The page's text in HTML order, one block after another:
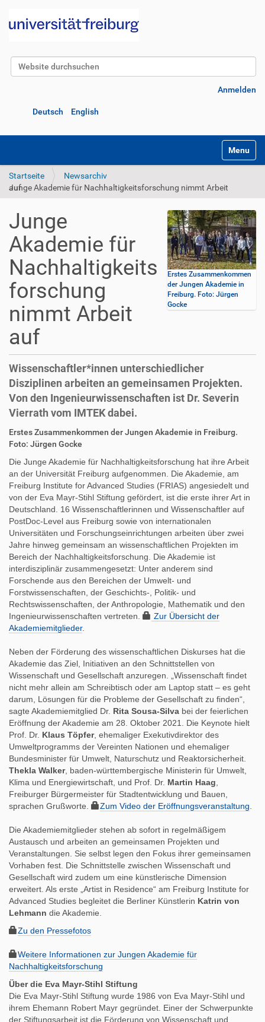
Website durchsuchen
Anmelden
Deutsch English
Startseite
Newsarchiv
Junge Akademie für Nachhaltigkeitsforschung nimmt Arbeit auf
Erstes Zusammenkommen
der Jungen Akademie in
Freiburg. Foto: Jürgen
Gocke
Junge
Akademie für
Nachhaltigkeits
forschung
nimmt Arbeit
auf
Wissenschaftler*innen unterschiedlicher
Disziplinen arbeiten an gemeinsamen Projekten.
Von den Ingenieurwissenschaften ist Dr. Severin
Vierrath vom IMTEK dabei.
D
i
e
k
t
z
u
g
r
i
f
f
A
r
i
k
e
l
a
k
t
i
o
n
e
n
Erstes Zusammenkommen der Jungen Akademie in Freiburg.
Foto: Jürgen Gocke
Die Junge Akademie für Nachhaltigkeitsforschung hat ihre Arbeit
an der Universität Freiburg aufgenommen. Die Akademie, am
Freiburg Institute for Advanced Studies (FRIAS) angesiedelt und
von der Eva Mayr-Stihl Stiftung gefördert, ist die erste ihrer Art in
Deutschland. 16 Wissenschaftlerinnen und Wissenschaftler auf
PostDoc-Level aus Freiburg sowie von internationalen
Universitäten und Forschungseinrichtungen arbeiten über zwei
Jahre hinweg gemeinsam an wissenschaftlichen Projekten im
Bereich der Nachhaltigkeitsforschung. Die Akademie ist
interdisziplinär zusammengesetzt: Unter anderem sind
Forschende aus den Bereichen der Umwelt- und
Forstwissenschaften, der Geschichts-, Politik- und
Rechtswissenschaften, der Anthropologie, Mathematik und den
Ingenieurwissenschaften vertreten.
Zur Übersicht der
Akademiemitglieder.
Neben der Förderung des wissenschaftlichen Diskurses hat die
Akademie das Ziel, Initiativen an den Schnittstellen von
Wissenschaft und Gesellschaft anzuregen. „Wissenschaft findet
nicht mehr allein am Schreibtisch oder am Laptop statt – es geht
darum, Lösungen für die Probleme der Gesellschaft zu finden“,
sagte Akademiemitglied Dr. Rita Sousa-Silva bei der feierlichen
Eröffnung der Akademie am 28. Oktober 2021. Die Keynote hielt
Prof. Dr. Klaus Töpfer, ehemaliger Exekutivdirektor des
Umweltprogramms der Vereinten Nationen und ehemaliger
Bundesminister für Umwelt, Naturschutz und Reaktorsicherheit.
Thekla Walker, baden-württembergische Ministerin für Umwelt,
Klima und Energiewirtschaft, und Prof. Dr. Martin Haag
Freiburger Bürgermeister für Stadtentwicklung und Bauen,
sprachen Grußworte.
Zum Video der Eröffnungsveranstaltung
Die Akademiemitglieder stehen ab sofort in regelmäßigem
Austausch und arbeiten an gemeinsamen Projekten und
Veranstaltungen. Sie selbst legen den Fokus ihrer gemeinsamen
Vorhaben fest. Die Schnittstelle zwischen Wissenschaft und
Gesellschaft wird zudem um eine künstlerische Dimension
erweitert. Als erste „Artist in Residence“ am Freiburg Institute for
Advanced Studies begleitet die Berliner Künstlerin Katrin von
Lehmann die Akademie.
Zu den Pressefotos
Weitere Informationen zur Jungen Akademie für
Nachhaltigkeitsforschung
Über die Eva Mayr-Stihl Stiftung
Die Eva Mayr-Stihl Stiftung wurde 1986 von Eva Mayr-Stihl und
ihrem Ehemann Robert Mayr gegründet. Einer der Schwerpunkte
der Stiftungsarbeit ist die Förderung von Wissenschaft und